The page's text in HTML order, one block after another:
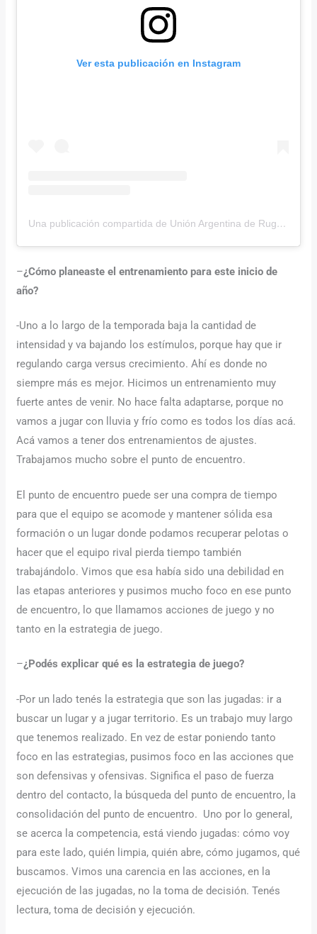
Ver esta publicación en Instagram
Una publicación compartida de Unión Argentina de Rugby (@unionargentina)
–¿Cómo planeaste el entrenamiento para este inicio de
año?
-Uno a lo largo de la temporada baja la cantidad de
intensidad y va bajando los estímulos, porque hay que ir
regulando carga versus crecimiento. Ahí es donde no
siempre más es mejor. Hicimos un entrenamiento muy
fuerte antes de venir. No hace falta adaptarse, porque no
vamos a jugar con lluvia y frío como es todos los días acá.
Acá vamos a tener dos entrenamientos de ajustes.
Trabajamos mucho sobre el punto de encuentro.
El punto de encuentro puede ser una compra de tiempo
para que el equipo se acomode y mantener sólida esa
formación o un lugar donde podamos recuperar pelotas o
hacer que el equipo rival pierda tiempo también
trabajándolo. Vimos que esa había sido una debilidad en
las etapas anteriores y pusimos mucho foco en ese punto
de encuentro, lo que llamamos acciones de juego y no
tanto en la estrategia de juego.
–¿Podés explicar qué es la estrategia de juego?
-Por un lado tenés la estrategia que son las jugadas: ir a
buscar un lugar y a jugar territorio. Es un trabajo muy largo
que tenemos realizado. En vez de estar poniendo tanto
foco en las estrategias, pusimos foco en las acciones que
son defensivas y ofensivas. Significa el paso de fuerza
dentro del contacto, la búsqueda del punto de encuentro, la
consolidación del punto de encuentro. Uno por lo general,
se acerca la competencia, está viendo jugadas: cómo voy
para este lado, quién limpia, quién abre, cómo jugamos, qué
buscamos. Vimos una carencia en las acciones, en la
ejecución de las jugadas, no la toma de decisión. Tenés
lectura, toma de decisión y ejecución.